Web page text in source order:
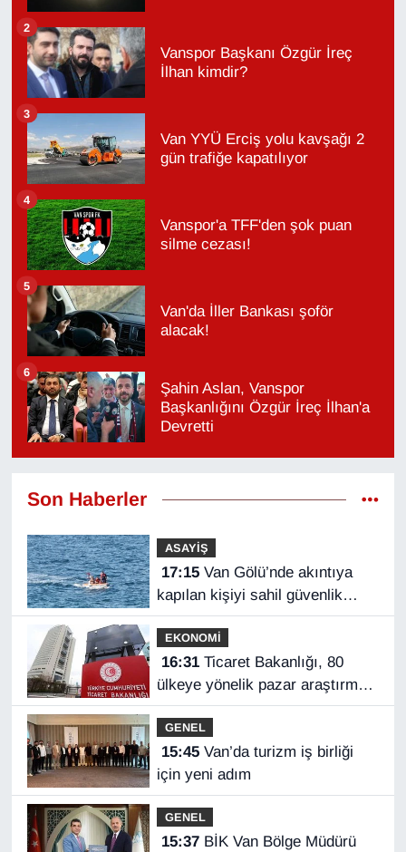
Vanspor Başkanı Özgür İreç
İlhan kimdir?
2
Van YYÜ Erciş yolu kavşağı 2
gün trafiğe kapatılıyor
3
Vanspor'a TFF'den şok puan
silme cezası!
4
Van'da İller Bankası şoför
alacak!
5
Şahin Aslan, Vanspor
Başkanlığını Özgür İreç İlhan'a
Devretti
6
Son Haberler
ASAYİŞ
17:15Van Gölü’nde akıntıya
kapılan kişiyi sahil güvenlik
ekipleri kurtardı
EKONOMİ
16:31Ticaret Bakanlığı, 80
ülkeye yönelik pazar araştırması
hazırladı
GENEL
15:45Van’da turizm iş birliği
için yeni adım
GENEL
15:37BİK Van Bölge Müdürü